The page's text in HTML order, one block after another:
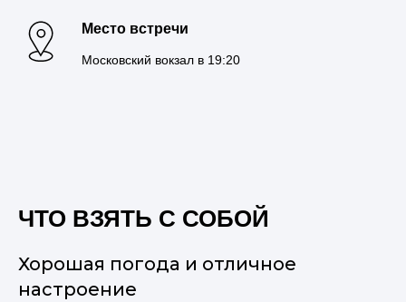
Место встречи
Московский вокзал в 19:20
ЧТО ВЗЯТЬ С СОБОЙ
Хорошая погода и отличное
настроение